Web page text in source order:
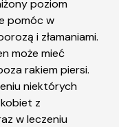
poziom
pomóc w
i złamaniami.
może mieć
rakiem piersi.
niektórych
z
w leczeniu